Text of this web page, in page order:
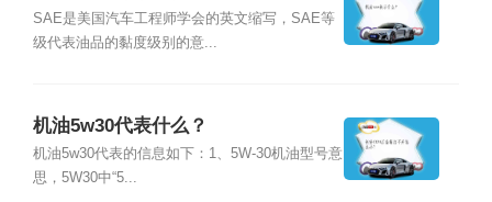
SAE是美国汽车工程师学会的英文缩写，SAE等
级代表油品的黏度级别的意...
机油5w30代表什么？
机油5w30代表的信息如下：1、5W-30机油型号意
思，5W30中“5...